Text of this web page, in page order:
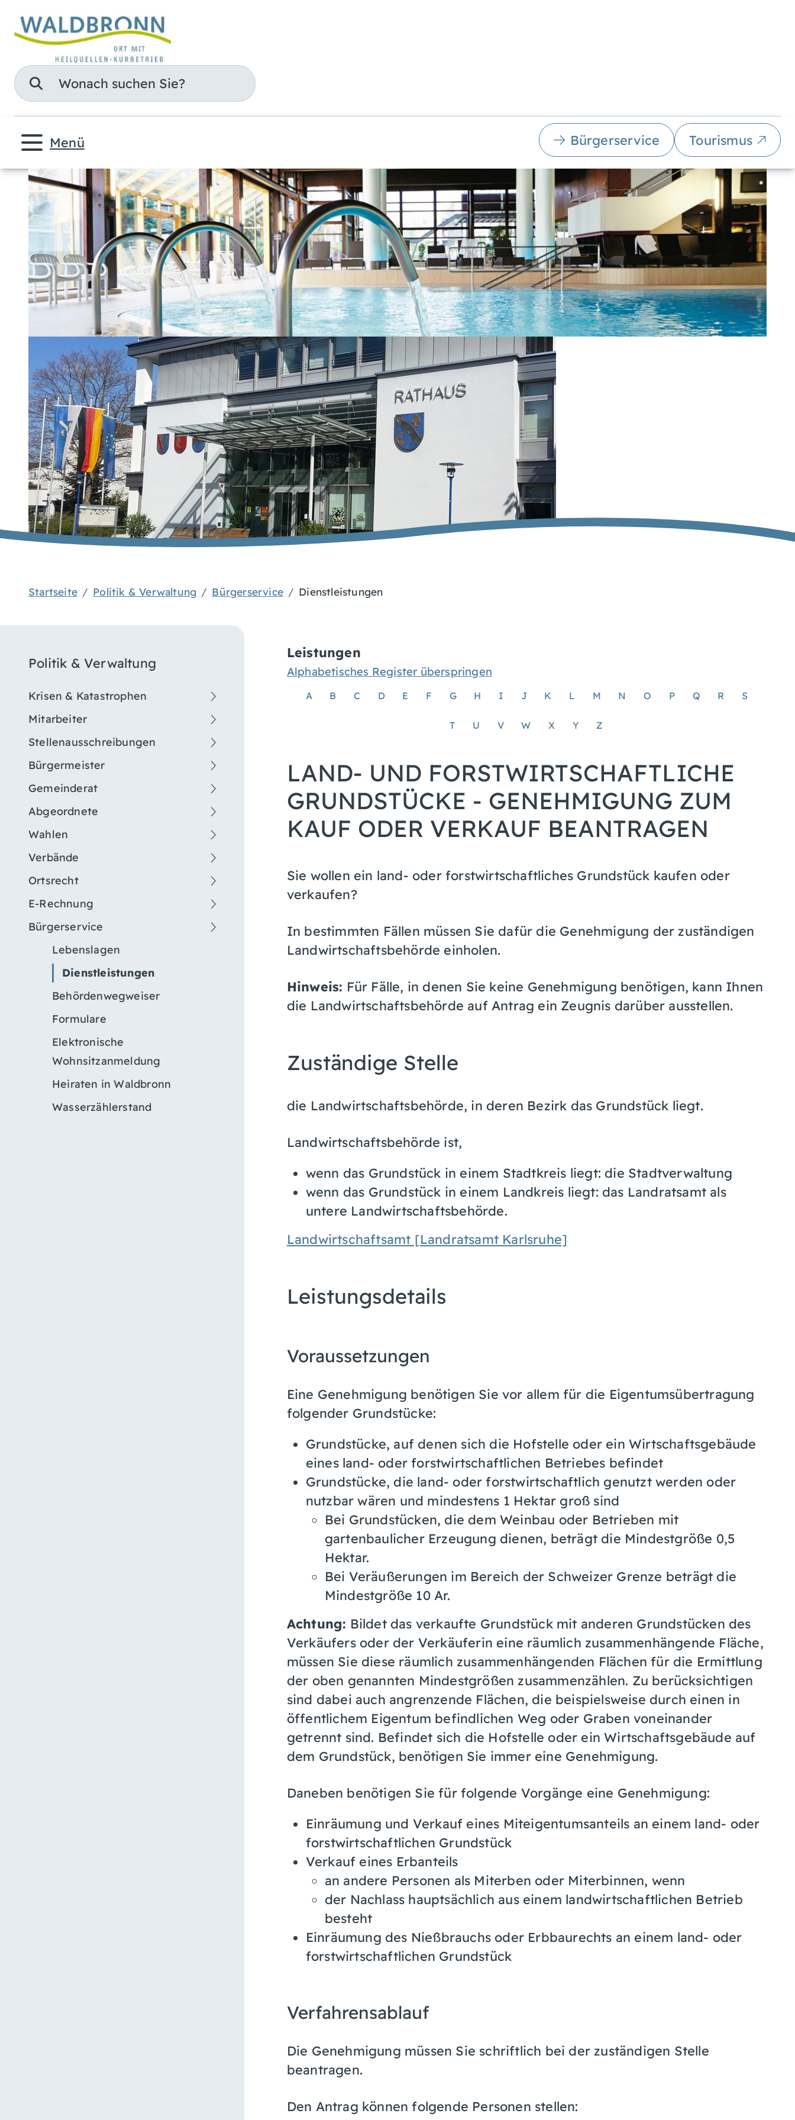
Suche
Menü Bürgerservice Tourismus
Startseite Politik & Verwaltung Bürgerservice Dienstleistungen
Politik & Verwaltung
Krisen & Katastrophen
Mitarbeiter
Stellenausschreibungen
Bürgermeister
Gemeinderat
Abgeordnete
Wahlen
Verbände
Ortsrecht
E-Rechnung
Bürgerservice
Lebenslagen
Dienstleistungen
Behördenwegweiser
Formulare
Elektronische
Wohnsitzanmeldung
Heiraten in Waldbronn
Wasserzählerstand
Leistungen
Alphabetisches Register überspringen
A B C D E F G H I J K L M N O P Q R S
T U V W X Y Z
LAND- UND FORSTWIRTSCHAFTLICHE
GRUNDSTÜCKE - GENEHMIGUNG ZUM
KAUF ODER VERKAUF BEANTRAGEN
Sie wollen ein land- oder forstwirtschaftliches Grundstück kaufen oder
verkaufen?
In bestimmten Fällen müssen Sie dafür die Genehmigung der zuständigen
Landwirtschaftsbehörde einholen.
Hinweis: Für Fälle, in denen Sie keine Genehmigung benötigen, kann Ihnen
die Landwirtschaftsbehörde auf Antrag ein Zeugnis darüber ausstellen.
Zuständige Stelle
die Landwirtschaftsbehörde, in deren Bezirk das Grundstück liegt.
Landwirtschaftsbehörde ist,
wenn das Grundstück in einem Stadtkreis liegt: die Stadtverwaltung
wenn das Grundstück in einem Landkreis liegt: das Landratsamt als
untere Landwirtschaftsbehörde.
Landwirtschaftsamt [Landratsamt Karlsruhe]
Leistungsdetails
Voraussetzungen
Eine Genehmigung benötigen Sie vor allem für die Eigentumsübertragung
folgender Grundstücke:
Grundstücke, auf denen sich die Hofstelle oder ein Wirtschaftsgebäude
eines land- oder forstwirtschaftlichen Betriebes befindet
Grundstücke, die land- oder forstwirtschaftlich genutzt werden oder
nutzbar wären und mindestens 1 Hektar groß sind
Bei Grundstücken, die dem Weinbau oder Betrieben mit
gartenbaulicher Erzeugung dienen, beträgt die Mindestgröße 0,5
Hektar.
Bei Veräußerungen im Bereich der Schweizer Grenze beträgt die
Mindestgröße 10 Ar.
Achtung: Bildet das verkaufte Grundstück mit anderen Grundstücken des
Verkäufers oder der Verkäuferin eine räumlich zusammenhängende Fläche,
müssen Sie diese räumlich zusammenhängenden Flächen für die Ermittlung
der oben genannten Mindestgrößen zusammenzählen. Zu berücksichtigen
sind dabei auch angrenzende Flächen, die beispielsweise durch einen in
öffentlichem Eigentum befindlichen Weg oder Graben voneinander
getrennt sind. Befindet sich die Hofstelle oder ein Wirtschaftsgebäude auf
dem Grundstück, benötigen Sie immer eine Genehmigung.
Daneben benötigen Sie für folgende Vorgänge eine Genehmigung:
Einräumung und Verkauf eines Miteigentumsanteils an einem land- oder
forstwirtschaftlichen Grundstück
Verkauf eines Erbanteils
an andere Personen als Miterben oder Miterbinnen, wenn
der Nachlass hauptsächlich aus einem landwirtschaftlichen Betrieb
besteht
Einräumung des Nießbrauchs oder Erbbaurechts an einem land- oder
forstwirtschaftlichen Grundstück
Verfahrensablauf
Die Genehmigung müssen Sie schriftlich bei der zuständigen Stelle
beantragen.
Den Antrag können folgende Personen stellen: